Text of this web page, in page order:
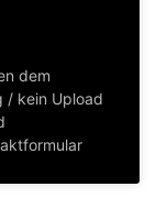
dem
/ kein Upload